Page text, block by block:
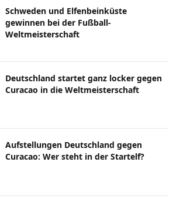
Schweden und Elfenbeinküste
gewinnen bei der Fußball-
Weltmeisterschaft
Deutschland startet ganz locker gegen
Curacao in die Weltmeisterschaft
Aufstellungen Deutschland gegen
Curacao: Wer steht in der Startelf?